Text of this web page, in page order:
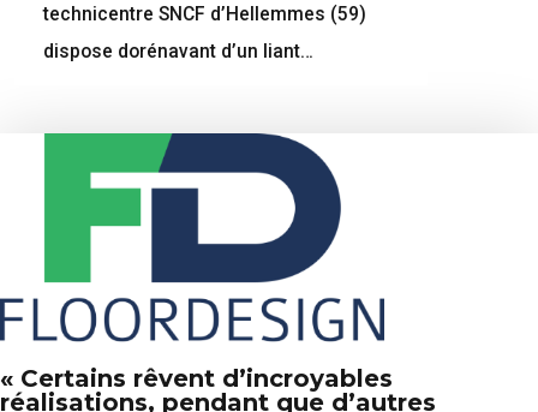
technicentre SNCF d’Hellemmes (59)
dispose dorénavant d’un liant
« Certains rêvent d’incroyables
réalisations, pendant que d’autres